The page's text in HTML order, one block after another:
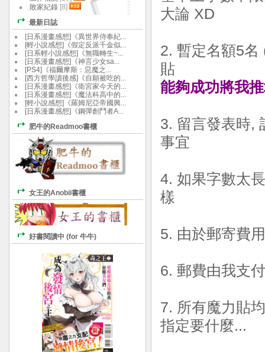
大論 XD
2. 暫定名額5名
貼
能夠成功將我
3. 留言發表時,
事宜
4. 如果字數太
樣
5. 由於郵寄費
6. 郵費由我支
7. 所有魔力貼
指定要什麼...
敗家紀錄 [8]
最新日誌
[日系漫畫感想]《異世界侍奉紀...
[輕小說感想]《假定反派千金似...
[日系輕小說感想]《無職轉生~...
[日系漫畫感想]《神言少女sa...
[PS4]《福爾摩斯：惡魔之...
[西方哲學讀後感]《自願被吃的...
[日系漫畫感想]《衛宮家今天的...
[日系漫畫感想]《魔法科高中的...
[輕小說感想]《羅姆尼亞帝國興...
[日系漫畫感想]《鋼彈創鬥者A...
肥牛的Readmoo書櫃
女王的Anobii書櫃
好書閱讀中 (for 牛牛)